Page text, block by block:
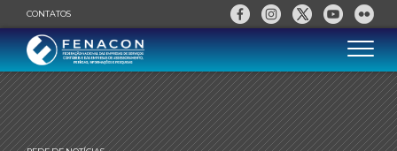
CONTATOS